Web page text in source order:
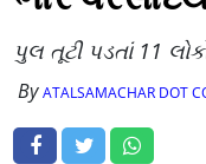
પુલ તૂટી પડતાં 11
ByATALSAMACHAR DOT